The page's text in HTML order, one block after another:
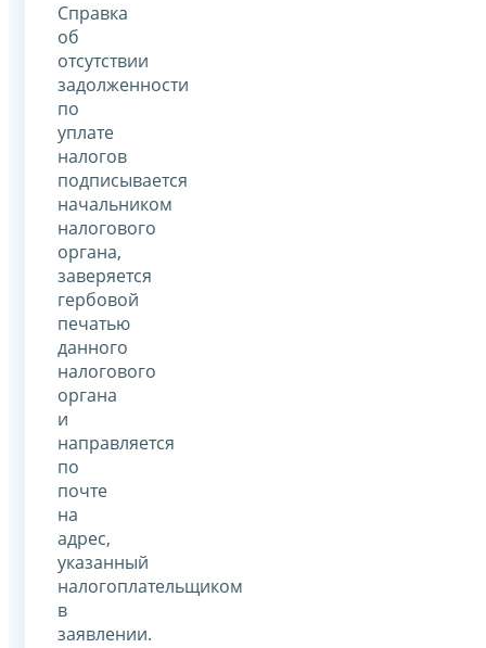
Справка
об
отсутствии
задолженности
по
уплате
налогов
подписывается
начальником
налогового
органа,
заверяется
гербовой
печатью
данного
налогового
органа
и
направляется
по
почте
на
адрес,
указанный
налогоплательщиком
в
заявлении.